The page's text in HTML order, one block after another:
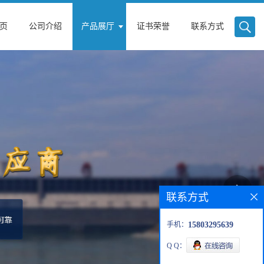
公司介绍 产品展厅 证书荣誉 联系方式
联系方式
手机： 15803295639
Q Q：